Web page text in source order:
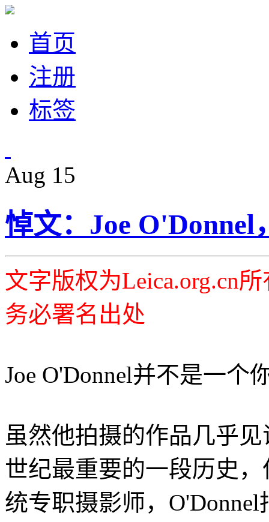
首页
注册
标签
Aug 15
悼文：Joe
文字版权为Leica.org.cn
务必署名出处
Joe O'Donnel并不是一个
虽然他拍摄的作品几乎
世纪最重要的一段历史
统专职摄影师，